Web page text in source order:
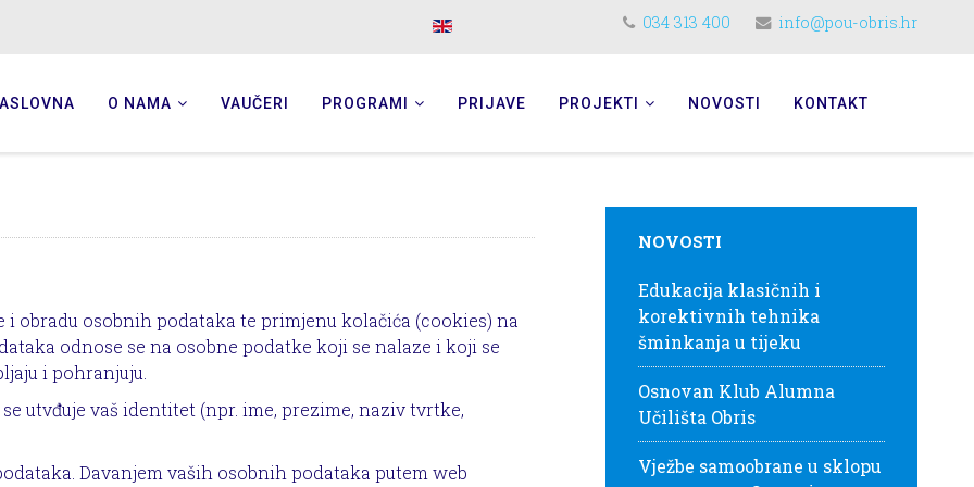
034 313 400 info@pou-obris.hr
O NAMA VAUČERI PROGRAMI PRIJAVE PROJEKTI NOVOSTI KONTAKT
obradu osobnih podataka te primjenu kolačića (cookies) na
odnose se na osobne podatke koji se nalaze i koji se
i pohranjuju.
utvđuje vaš identitet (npr. ime, prezime, naziv tvrtke,
Davanjem vaših osobnih podataka putem web
NOVOSTI
Edukacija klasičnih i
korektivnih tehnika
šminkanja u tijeku
Osnovan Klub Alumna
Učilišta Obris
Vježbe samoobrane u sklopu